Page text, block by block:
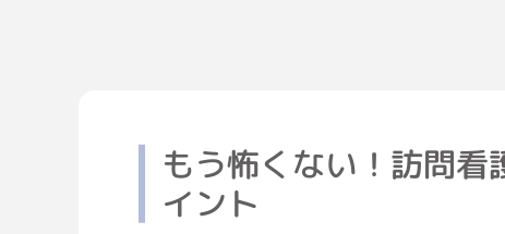
もう怖くない！訪問
イント